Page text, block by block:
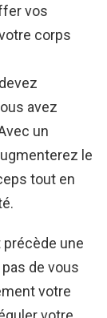
vos
corps
avez
un
le
tout en
une
de vous
votre